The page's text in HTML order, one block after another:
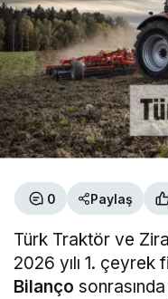
0 Paylaş
Türk Traktör ve
2026 yılı 1. çeyrek
Bilanço